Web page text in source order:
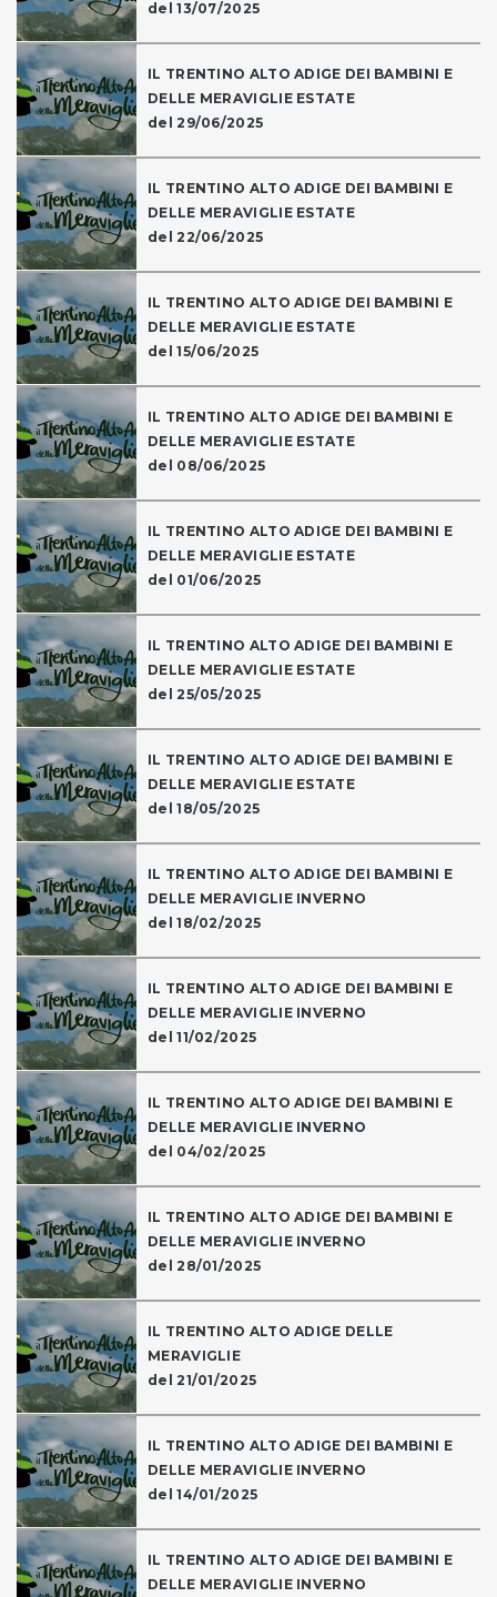
del 13/07/2025
IL TRENTINO ALTO ADIGE DEI BAMBINI E
DELLE MERAVIGLIE ESTATE
del 29/06/2025
IL TRENTINO ALTO ADIGE DEI BAMBINI E
DELLE MERAVIGLIE ESTATE
del 22/06/2025
IL TRENTINO ALTO ADIGE DEI BAMBINI E
DELLE MERAVIGLIE ESTATE
del 15/06/2025
IL TRENTINO ALTO ADIGE DEI BAMBINI E
DELLE MERAVIGLIE ESTATE
del 08/06/2025
IL TRENTINO ALTO ADIGE DEI BAMBINI E
DELLE MERAVIGLIE ESTATE
del 01/06/2025
IL TRENTINO ALTO ADIGE DEI BAMBINI E
DELLE MERAVIGLIE ESTATE
del 25/05/2025
IL TRENTINO ALTO ADIGE DEI BAMBINI E
DELLE MERAVIGLIE ESTATE
del 18/05/2025
IL TRENTINO ALTO ADIGE DEI BAMBINI E
DELLE MERAVIGLIE INVERNO
del 18/02/2025
IL TRENTINO ALTO ADIGE DEI BAMBINI E
DELLE MERAVIGLIE INVERNO
del 11/02/2025
IL TRENTINO ALTO ADIGE DEI BAMBINI E
DELLE MERAVIGLIE INVERNO
del 04/02/2025
IL TRENTINO ALTO ADIGE DEI BAMBINI E
DELLE MERAVIGLIE INVERNO
del 28/01/2025
IL TRENTINO ALTO ADIGE DELLE
MERAVIGLIE
del 21/01/2025
IL TRENTINO ALTO ADIGE DEI BAMBINI E
DELLE MERAVIGLIE INVERNO
del 14/01/2025
IL TRENTINO ALTO ADIGE DEI BAMBINI E
DELLE MERAVIGLIE INVERNO